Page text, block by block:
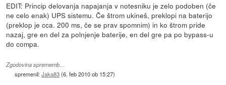
EDIT: Princip delovanja napajanja v notesniku je zelo podoben (če
ne celo enak) UPS sistemu. Če štrom ukineš, preklopi na baterijo
(preklop je cca. 200 ms, če se prav spomnim) in ko štrom pride
nazaj, gre en del za polnjenje baterije, en del gre pa po bypass-u
do compa.
Zgodovina sprememb…
spremenil:Jaka83(6. feb 2010 ob 15:27)